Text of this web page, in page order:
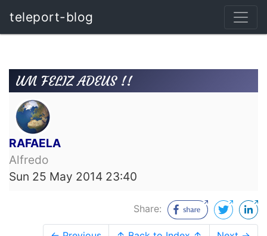
teleport-blog
UM FELIZ ADEUS !!
RAFAELA
Alfredo
Sun 25 May 2014 23:40
Share: